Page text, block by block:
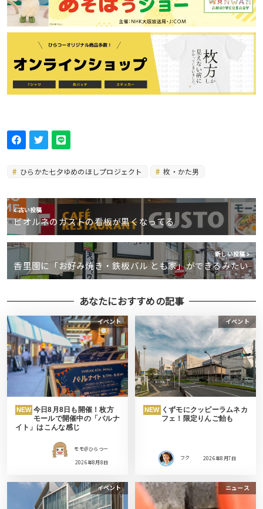
ひらかた七夕ゆめのほしプロジェクト 枚・かた男
古い投稿
ビオルネのガストの看板が黒くなってる
新しい投稿
香里園に「お好み焼き・鉄板バル とも家」ができるみたい
あなたにおすすめの記事
イベント
NEW 今日8月8日も開催！枚方
モールで開催中の「バルナ
イト」はこんな感じ
モモ＠ひらつー
2026年8月8日
イベント
NEW くずモにクッピーラムネカ
フェ！限定りんご飴も
フク 2026年8月7日
イベント ニュース